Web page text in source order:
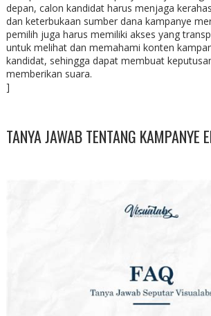
depan, calon kandidat harus menjaga
dan keterbukaan sumber dana kampanye
pemilih juga harus memiliki akses yang
untuk melihat dan memahami konten
kandidat, sehingga dapat membuat
memberikan suara.
]
TANYA JAWAB TENTANG KAMPANYE